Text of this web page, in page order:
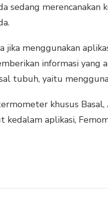
sedang merencanakan
menggunakan
informasi yang
tubuh, yaitu
khusus
aplikasi,